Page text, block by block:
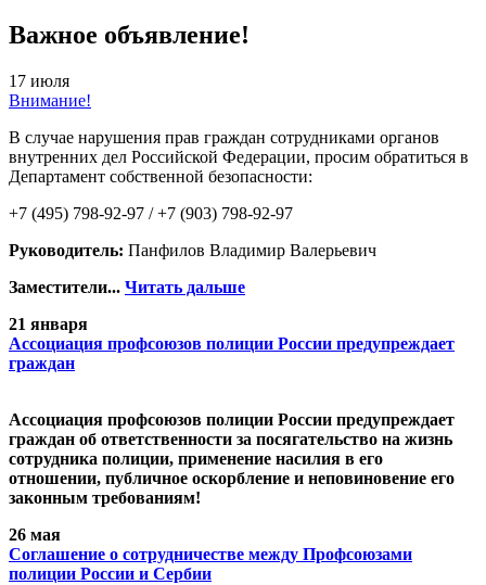
Важное объявление!
17 июля
Внимание!
В случае нарушения прав граждан сотрудниками органов
внутренних дел Российской Федерации, просим обратиться в
Департамент собственной безопасности:
+7 (495) 798-92-97 / +7 (903) 798-92-97
Руководитель: Панфилов Владимир Валерьевич
Заместители... Читать дальше
21 января
Ассоциация профсоюзов полиции России предупреждает
граждан
Ассоциация профсоюзов полиции России предупреждает
граждан об ответственности за посягательство на жизнь
сотрудника полиции, применение насилия в его
отношении, публичное оскорбление и неповиновение его
законным требованиям!
26 мая
Cоглашение о сотрудничестве между Профсоюзами
полиции России и Сербии